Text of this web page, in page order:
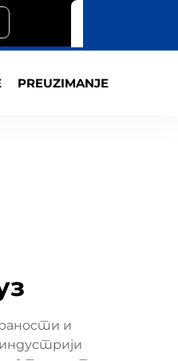
PREUZIMANJE
и